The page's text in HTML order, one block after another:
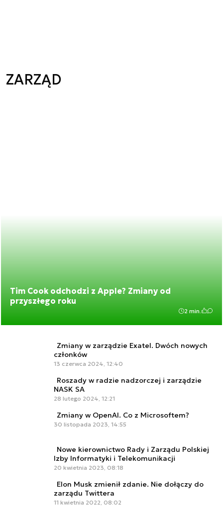
ZARZĄD
Tim Cook odchodzi z Apple? Zmiany od
przyszłego roku
2 min.
Zmiany w zarządzie Exatel. Dwóch nowych
członków
13 czerwca 2024, 12:40
Roszady w radzie nadzorczej i zarządzie
NASK SA
28 lutego 2024, 12:21
Zmiany w OpenAI. Co z Microsoftem?
30 listopada 2023, 14:55
Nowe kierownictwo Rady i Zarządu Polskiej
Izby Informatyki i Telekomunikacji
20 kwietnia 2023, 08:18
Elon Musk zmienił zdanie. Nie dołączy do
zarządu Twittera
11 kwietnia 2022, 08:02